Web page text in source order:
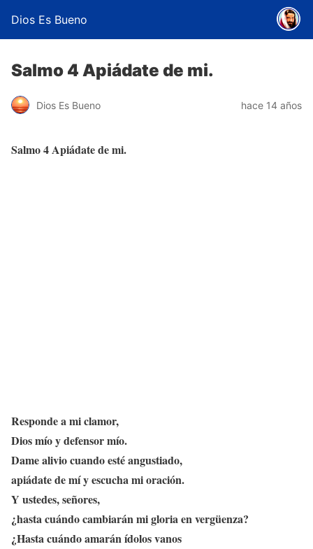
Dios Es Bueno
Salmo 4 Apiádate de mi.
Dios Es Bueno hace 14 años
Salmo 4 Apiádate de mi.
Responde a mi clamor,
Dios mío y defensor mío.
Dame alivio cuando esté angustiado,
apiádate de mí y escucha mi oración.
Y ustedes, señores,
¿hasta cuándo cambiarán mi gloria en vergüenza?
¿Hasta cuándo amarán ídolos vanos